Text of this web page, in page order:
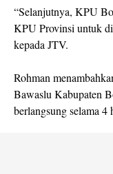
“Selanjutnya, KPU
KPU Provinsi untuk
kepada JTV.
Rohman
Bawaslu Kabupaten
berlangsung selama 4